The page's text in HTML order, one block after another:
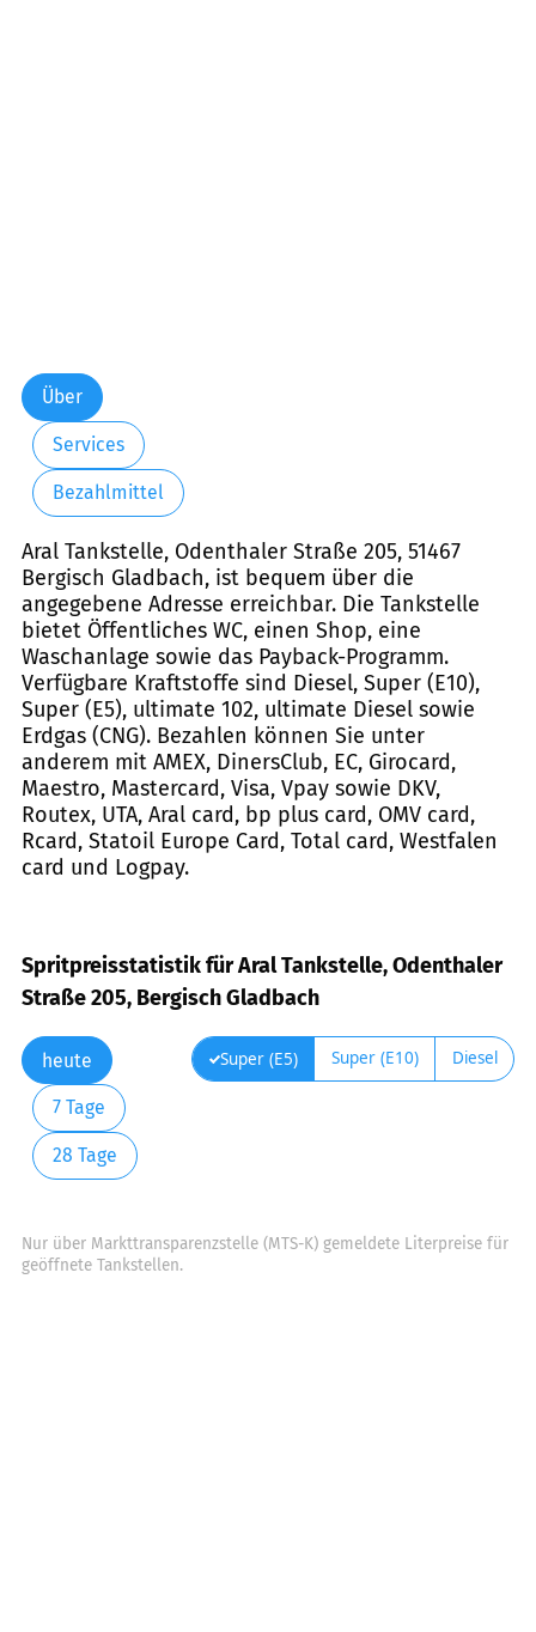
Über
Services
Bezahlmittel
Aral Tankstelle, Odenthaler Straße 205, 51467
Bergisch Gladbach, ist bequem über die
angegebene Adresse erreichbar. Die Tankstelle
bietet Öffentliches WC, einen Shop, eine
Waschanlage sowie das Payback-Programm.
Verfügbare Kraftstoffe sind Diesel, Super (E10),
Super (E5), ultimate 102, ultimate Diesel sowie
Erdgas (CNG). Bezahlen können Sie unter
anderem mit AMEX, DinersClub, EC, Girocard,
Maestro, Mastercard, Visa, Vpay sowie DKV,
Routex, UTA, Aral card, bp plus card, OMV card,
Rcard, Statoil Europe Card, Total card, Westfalen
card und Logpay.
Spritpreisstatistik für Aral Tankstelle, Odenthaler
Straße 205, Bergisch Gladbach
heute
7 Tage
28 Tage
Super (E5) Super (E10) Diesel
Nur über Markttransparenzstelle (MTS-K) gemeldete Literpreise für
geöffnete Tankstellen.